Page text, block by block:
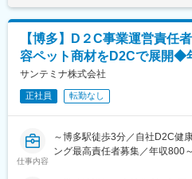
スのもと、培ってきたマーケテ
た画期的な商品開発やサービス
でチャネルを問わずお客さまへ
お客さまの最高の満足を追求し
変更の範囲：会社の定める業務
を理解いただきます。マーケ
頼内容を把握の上、企画意図に
や設定業務を実行いただきます
■将来的には（目安3年）
・複雑な条件や非定型な要件を
度の高い業務を主導
・業務マネジメント・プロジ
・適性に応じ、「データ分析
ィレクション」など、専門領域
通じて上下する可能性があり
表記です。
【博多】D２C事業運営責任
容ペット商材をD2Cで展開◆
サンテミナ株式会社
正社員 転勤なし
仕事内容
～博多駅徒歩3分／自社D2C健
ング最高責任者募集／年収800